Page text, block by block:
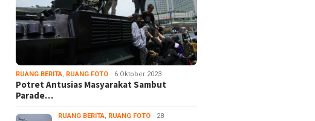
RUANG BERITA, RUANG FOTO 6 Oktober 2023
Potret Antusias Masyarakat Sambut
Parade…
RUANG BERITA, RUANG FOTO
28